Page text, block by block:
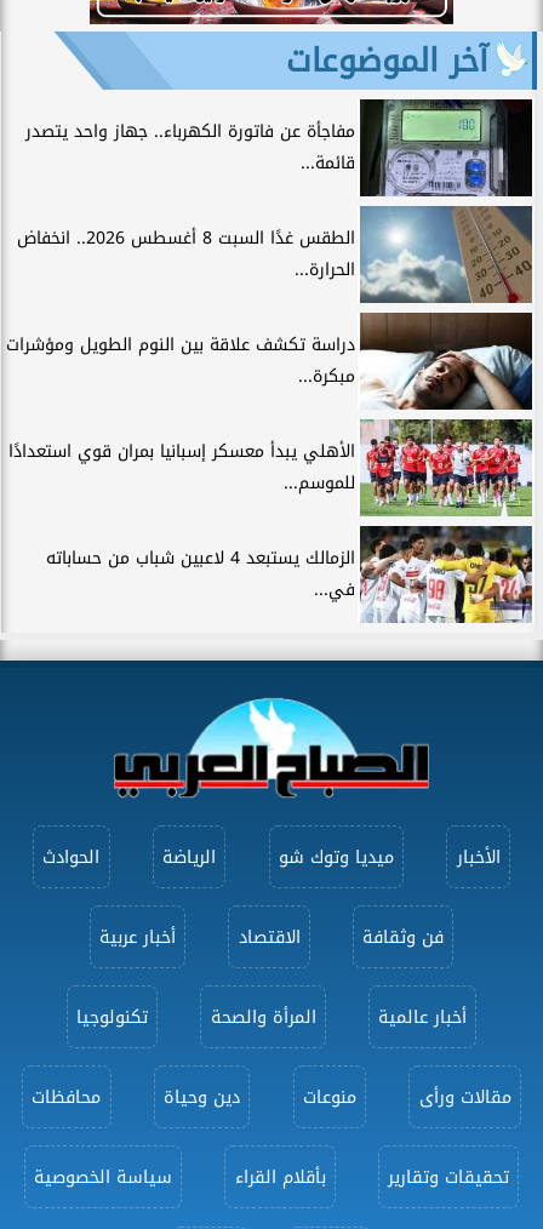
آخر الموضوعات
مفاجأة عن فاتورة الكهرباء.. جهاز واحد يتصدر
قائمة...
الطقس غدًا السبت 8 أغسطس 2026.. انخفاض
الحرارة...
دراسة تكشف علاقة بين النوم الطويل ومؤشرات
مبكرة...
الأهلي يبدأ معسكر إسبانيا بمران قوي استعدادًا
للموسم...
الزمالك يستبعد 4 لاعبين شباب من حساباته
في...
الأخبار ميديا وتوك شو الرياضة الحوادث
فن وثقافة الاقتصاد أخبار عربية
أخبار عالمية المرأة والصحة تكنولوجيا
مقالات ورأى منوعات دين وحياة محافظات
تحقيقات وتقارير بأقلام القراء سياسة الخصوصية